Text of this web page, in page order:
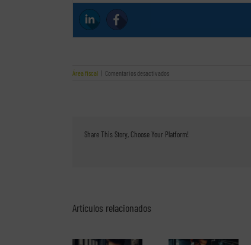
Área fiscal | Comentarios desactivadosen
fiscal
Share This Story, Choose Your Platform!
Artículos relacionados